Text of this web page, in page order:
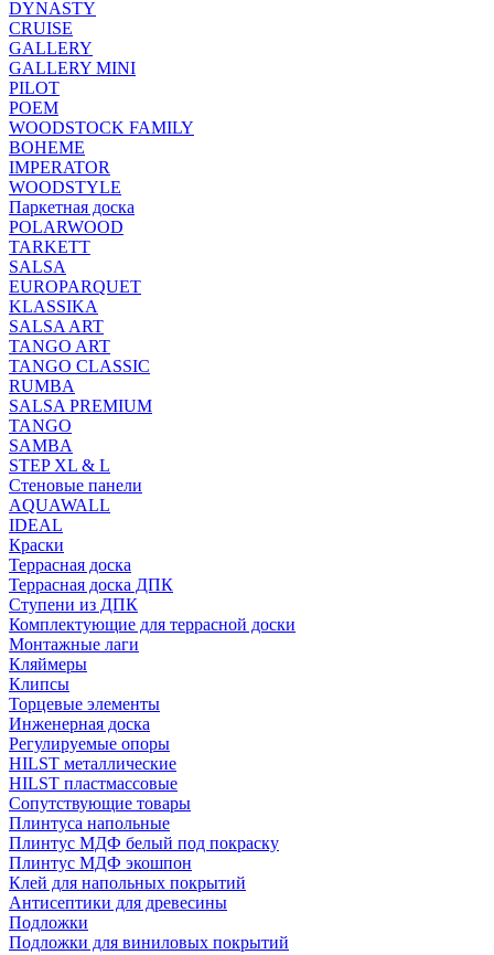
DYNASTY
CRUISE
GALLERY
GALLERY MINI
PILOT
POEM
WOODSTOCK FAMILY
BOHEME
IMPERATOR
WOODSTYLE
Паркетная доска
POLARWOOD
TARKETT
SALSA
EUROPARQUET
KLASSIKA
SALSA ART
TANGO ART
TANGO CLASSIC
RUMBA
SALSA PREMIUM
TANGO
SAMBA
STEP XL & L
Стеновые панели
AQUAWALL
IDEAL
Краски
Террасная доска
Террасная доска ДПК
Ступени из ДПК
Комплектующие для террасной доски
Монтажные лаги
Кляймеры
Клипсы
Торцевые элементы
Инженерная доска
Регулируемые опоры
HILST металлические
HILST пластмассовые
Сопутствующие товары
Плинтуса напольные
Плинтус МДФ белый под покраску
Плинтус МДФ экошпон
Клей для напольных покрытий
Антисептики для древесины
Подложки
Подложки для виниловых покрытий